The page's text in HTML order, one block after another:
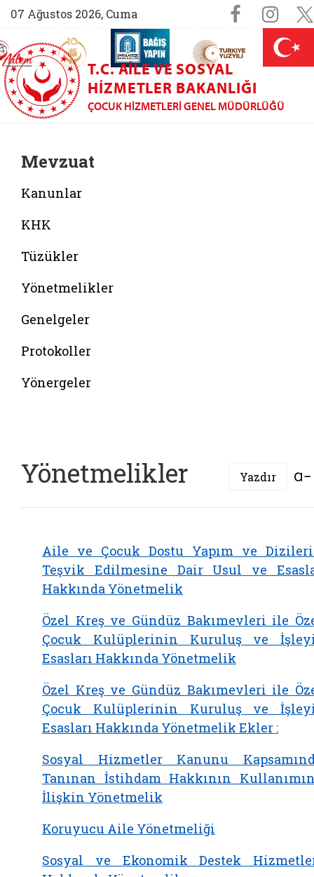
07 Ağustos 2026, Cuma Sosyal
(yeni sekmede açılır)
AİLEM İletişim Merkezi (yeni sekmede açılır)
Aile ve Nüfus On Yılı (yeni sekmede açılır)
Darülaceze bağış sayfası (yeni
T.C. AILE VE SOSYAL
HIZMETLER BAKANLIĞI
ÇOCUK HIZMETLERI GENEL MÜDÜRLÜĞÜ
Mevzuat
Kanunlar
KHK
Tüzükler
Yönetmelikler
Genelgeler
Protokoller
Yönergeler
Yönetmelikler Yazdır
Aile ve Çocuk Dostu Yapım ve
Teşvik Edilmesine Dair Usul ve
Hakkında Yönetmelik
Özel Kreş ve Gündüz Bakımevleri ile
Çocuk Kulüplerinin Kuruluş ve
Esasları Hakkında Yönetmelik
Özel Kreş ve Gündüz Bakımevleri ile
Çocuk Kulüplerinin Kuruluş ve
Esasları Hakkında Yönetmelik Ekler :
Sosyal Hizmetler Kanunu
Tanınan İstihdam Hakkının
İlişkin Yönetmelik
Koruyucu Aile Yönetmeliği
Sosyal ve Ekonomik Destek